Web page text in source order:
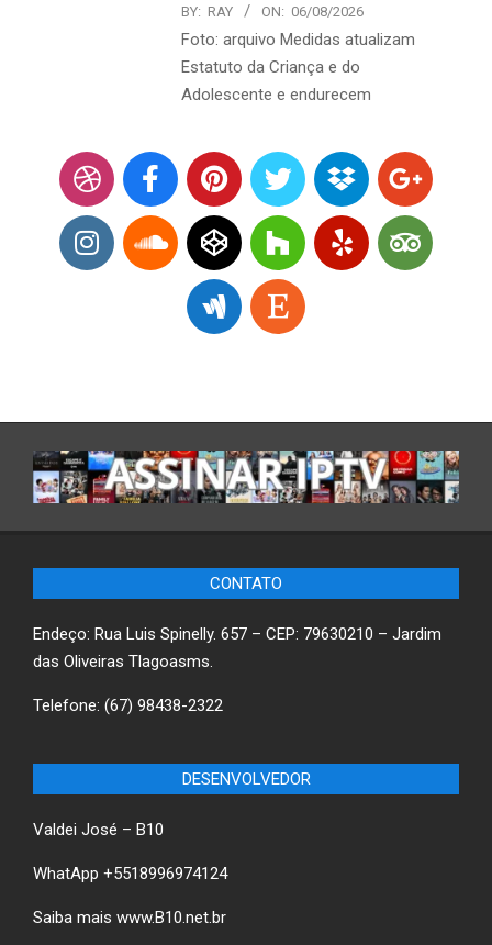
BY: RAY ON: 06/08/2026
Foto: arquivo Medidas atualizam
Estatuto da Criança e do
Adolescente e endurecem
CONTATO
Endeço: Rua Luis Spinelly. 657 – CEP: 79630210 – Jardim
das Oliveiras Tlagoasms.
Telefone: (67) 98438-2322
DESENVOLVEDOR
Valdei José – B10
WhatApp +5518996974124
Saiba mais www.B10.net.br